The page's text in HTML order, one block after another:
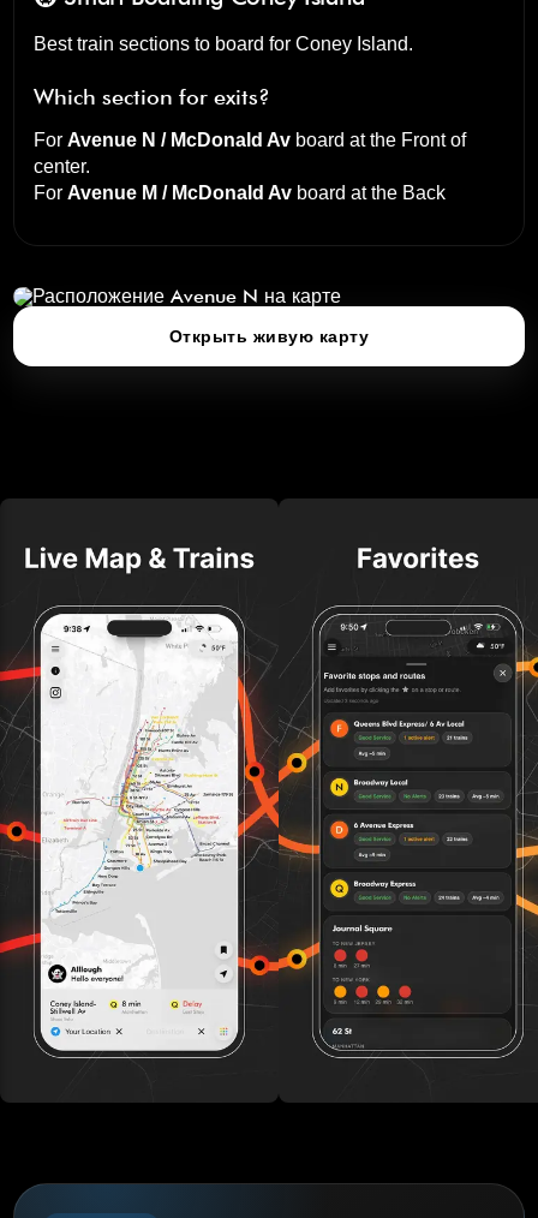
Best train sections to board for Coney Island.
Which section for exits?
ForAvenue N / McDonald Av board at the Front of
center.
ForAvenue M / McDonald Av board at the Back
Открыть живую карту